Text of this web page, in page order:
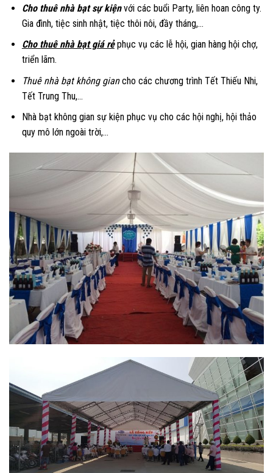
Cho thuê nhà bạt sự kiệnvới các buổi Party, liên hoan công ty.
Gia đình, tiệc sinh nhật, tiệc thôi nôi, đầy tháng,…
Cho thuê nhà bạt giá rẻphục vụ các lễ hội, gian hàng hội chợ,
triển lãm.
Thuê nhà bạt không giancho các chương trình Tết Thiếu Nhi,
Tết Trung Thu,…
Nhà bạt không gian sự kiện phục vụ cho các hội nghị, hội thảo
quy mô lớn ngoài trời,…